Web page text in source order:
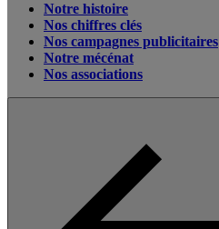
Notre histoire
Nos chiffres clés
Nos campagnes publicitaires
Notre mécénat
Nos associations